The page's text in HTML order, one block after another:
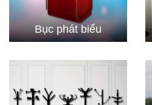
Bục phát biểu